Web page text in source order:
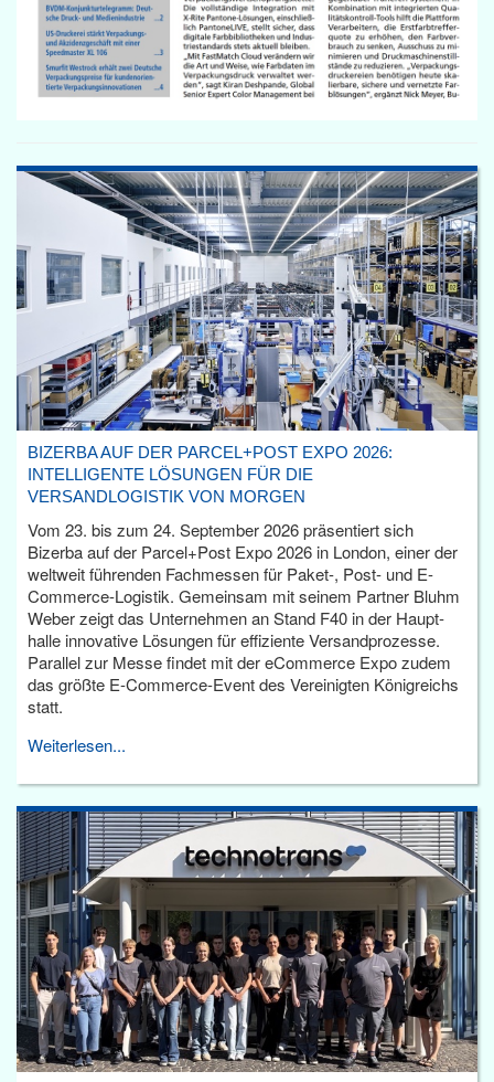
BIZERBA AUF DER PARCEL+POST EXPO 2026:
INTELLIGENTE LÖSUNGEN FÜR DIE
VERSANDLOGISTIK VON MORGEN
Vom 23. bis zum 24. September 2026 präsentiert sich
Bizerba auf der Parcel+Post Expo 2026 in London, einer der
weltweit führenden Fachmessen für Paket-, Post- und E-
Commerce-Logistik. Gemeinsam mit seinem Partner Bluhm
Weber zeigt das Unternehmen an Stand F40 in der Haupt­
halle innovative Lösungen für effiziente Versandprozesse.
Parallel zur Messe findet mit der eCommerce Expo zudem
das größte E-Commerce-Event des Vereinigten Königreichs
statt.
Weiterlesen...